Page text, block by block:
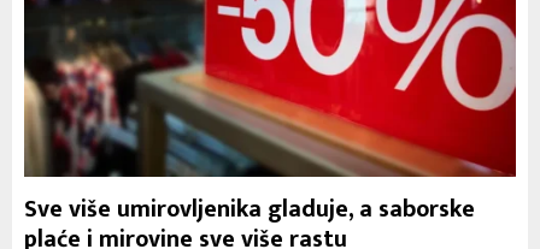
Sve više umirovljenika gladuje, a saborske
plaće i mirovine sve više rastu